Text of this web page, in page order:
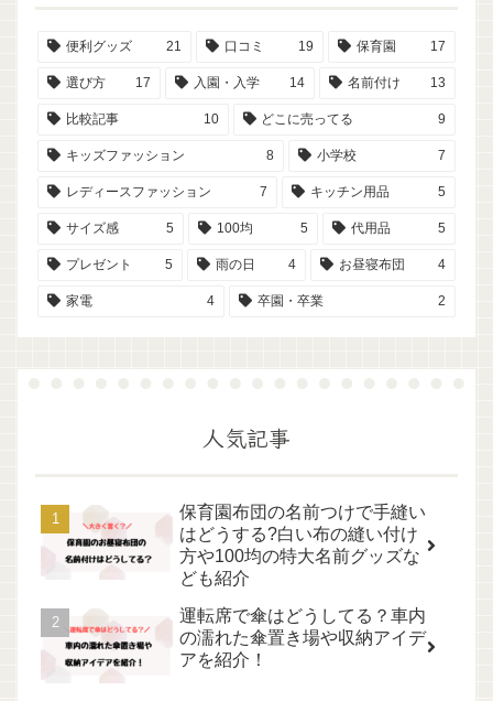
便利グッズ 21 口コミ 19 保育園 17
選び方 17 入園・入学 14 名前付け 13
比較記事 10 どこに売ってる 9
キッズファッション 8 小学校 7
レディースファッション 7 キッチン用品 5
サイズ感 5 100均 5 代用品 5
プレゼント 5 雨の日 4 お昼寝布団 4
家電 4 卒園・卒業 2
人気記事
保育園布団の名前つけで手縫い
はどうする?白い布の縫い付け
方や100均の特大名前グッズな
ども紹介
運転席で傘はどうしてる？車内
の濡れた傘置き場や収納アイデ
アを紹介！